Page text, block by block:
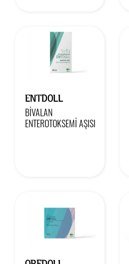
ENTDOLL
BİVALAN
ENTEROTOKSEMİ AŞISI